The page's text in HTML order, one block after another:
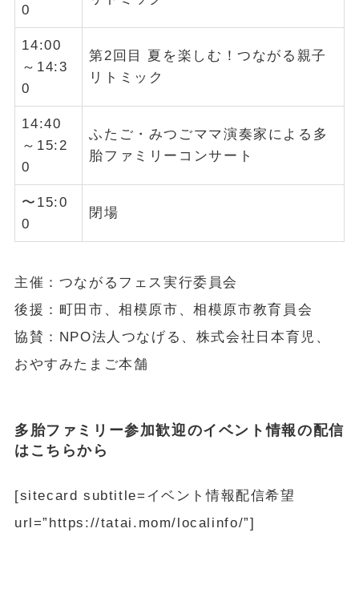
0
14:00
～14:3
0
第2回目 夏を楽しむ！つながる親子
リトミック
14:40
～15:2
0
ふたご・みつごママ演奏家による多
胎ファミリーコンサート
〜15:0
0
閉場
主催：つながるフェス実行委員会
後援：町田市、相模原市、相模原市教育員会
協賛：NPO法人つなげる、株式会社日本育児、
おやすみたまご本舗
多胎ファミリー参加歓迎のイベント情報の配信
はこちらから
[sitecard subtitle=イベント情報配信希望
url=”https://tatai.mom/localinfo/”]